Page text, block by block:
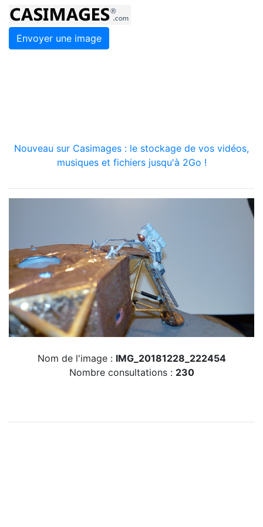
Envoyer une image
Nouveau sur Casimages : le stockage de vos vidéos,
musiques et fichiers jusqu'à 2Go !
Nom de l'image : IMG_20181228_222454
Nombre consultations : 230